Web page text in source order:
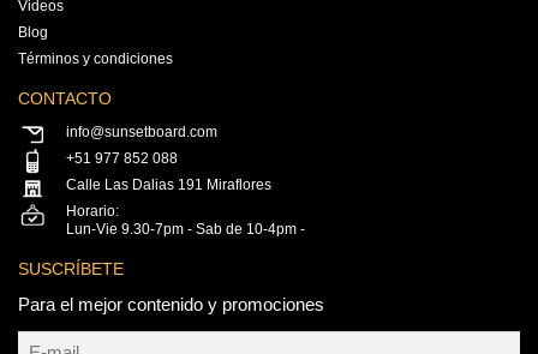
Videos
Blog
Términos y condiciones
CONTACTO
info@sunsetboard.com
+51 977 852 088
Calle Las Dalias 191 Miraflores
Horario:
Lun-Vie 9.30-7pm - Sab de 10-4pm -
SUSCRÍBETE
Para el mejor contenido y promociones